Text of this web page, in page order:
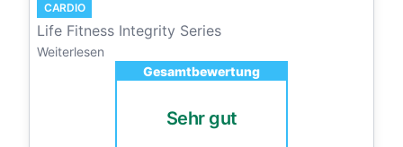
CARDIO
Life Fitness Integrity Series
Weiterlesen
Gesamtbewertung
Sehr gut